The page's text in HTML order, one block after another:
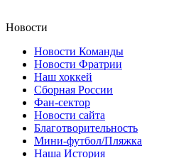
Новости
Новости Команды
Новости Фратрии
Наш хоккей
Сборная России
Фан-cектор
Новости сайта
Благотворительность
Мини-футбол/Пляжка
Наша История